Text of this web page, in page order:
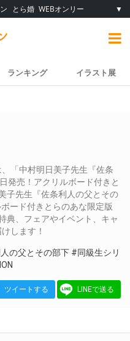
とら婚 WEBオンリー ▼
ランキング イラスト展
「中村明日美子先生『佐条
発売！アクリルボード付きと
子先生『佐条利人の父とその
ード付きとらのあな限定版
典、フェアやイベント、キャ
します！
の父とその部下 #同級生シリ
ツイートする LINEで送る